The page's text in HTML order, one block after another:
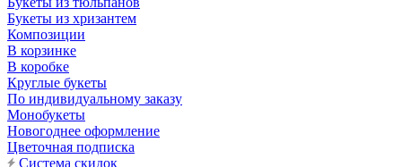
Букеты из хризантем
Композиции
В корзинке
В коробке
Круглые букеты
По индивидуальному заказу
Монобукеты
Новогоднее оформление
Цветочная подписка
Система скидок